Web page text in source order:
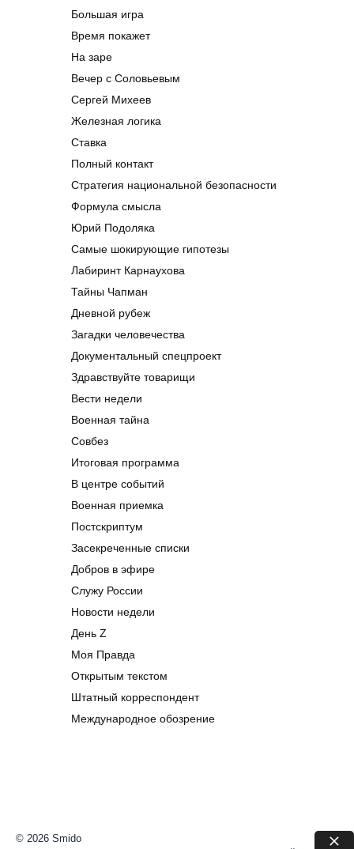
Большая игра
Время покажет
На заре
Вечер с Соловьевым
Сергей Михеев
Железная логика
Ставка
Полный контакт
Стратегия национальной безопасности
Формула смысла
Юрий Подоляка
Самые шокирующие гипотезы
Лабиринт Карнаухова
Тайны Чапман
Дневной рубеж
Загадки человечества
Документальный спецпроект
Здравствуйте товарищи
Вести недели
Военная тайна
Совбез
Итоговая программа
В центре событий
Военная приемка
Постскриптум
Засекреченные списки
Добров в эфире
Служу России
Новости недели
День Z
Моя Правда
Открытым текстом
Штатный корреспондент
Международное обозрение
© 2026 Smido